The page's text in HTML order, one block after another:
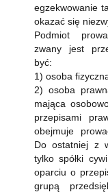
egzekwowanie
okazać się
Podmiot
zwany jest
być:
1) osoba
2) osoba
mająca
przepisami
obejmuje
Do ostatniej z
tylko spółki
oparciu o
grupą